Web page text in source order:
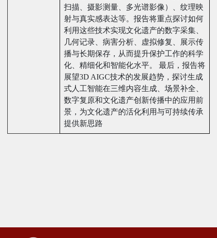
扫描、摄影测量、多光谱影像）、纹理映
射与真实感表达等。报告将重点探讨如何
利用这些技术实现文化遗产的数字采集、
几何记录、病害分析、虚拟修复、展示传
播与长期保存，从而提升保护工作的科学
化、精细化和智能化水平。 最后，报告将
展望3D AIGC技术的发展趋势，探讨生成
式人工智能在三维内容生成、场景补全、
数字复原和文化遗产创新传播中的应用前
景，为文化遗产的活化利用与可持续传承
提供新思路